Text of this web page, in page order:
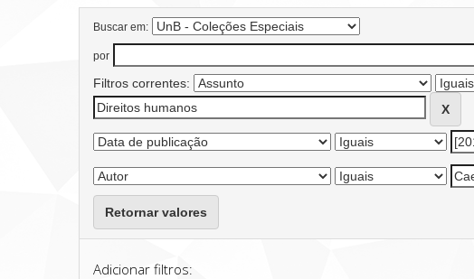
Buscar em:
por
Filtros correntes:
Retornar valores
Adicionar filtros: